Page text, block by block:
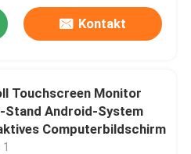
Kontakt
Touchscreen Monitor
Stand Android-System
Computerbildschirm